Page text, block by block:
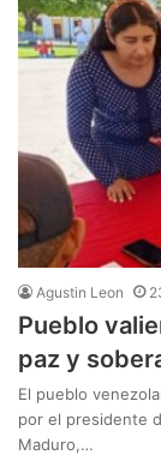
Agustin Leon
Pueblo
paz y
El pueblo
por el presidente
Maduro,…